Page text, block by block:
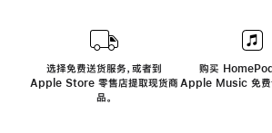
选择免费送货服务，或者到
Apple Store 零售店提取现货商
品。
购买
Apple Music 免费